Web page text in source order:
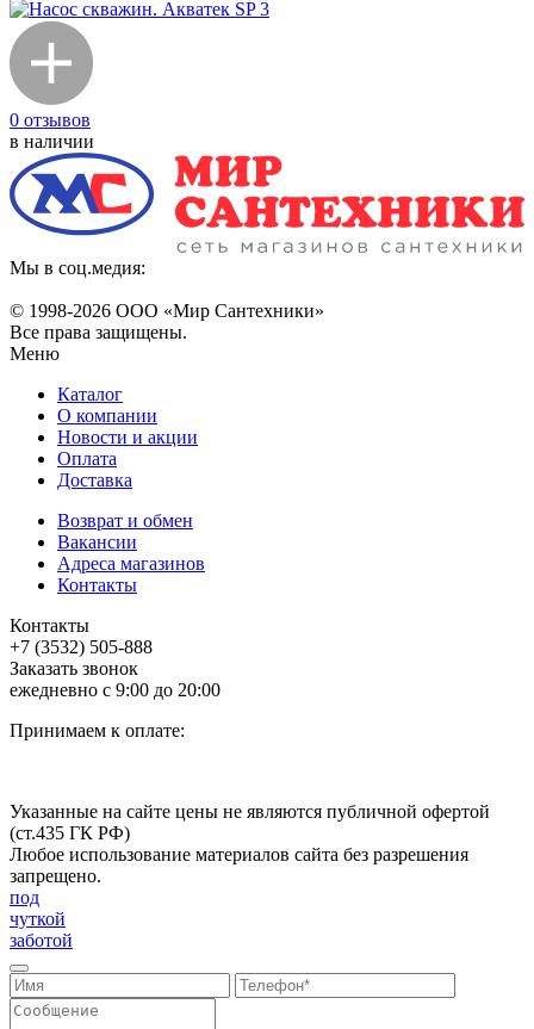
0 отзывов
в наличии
Мы в соц.медия:
© 1998-2026 ООО «Мир Сантехники»
Все права защищены.
Меню
Каталог
О компании
Новости и акции
Оплата
Доставка
Возврат и обмен
Вакансии
Адреса магазинов
Контакты
Контакты
+7 (3532) 505-888
Заказать звонок
ежедневно с 9:00 до 20:00
Принимаем к оплате:
Указанные на сайте цены не являются публичной офертой
(ст.435 ГК РФ)
Любое использование материалов сайта без разрешения
запрещено.
под
чуткой
заботой